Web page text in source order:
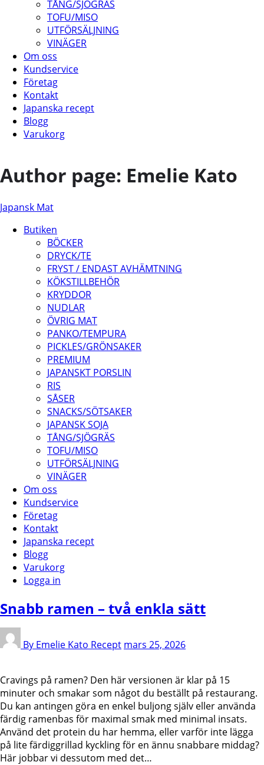
TÅNG/SJÖGRÄS
TOFU/MISO
UTFÖRSÄLJNING
VINÄGER
Om oss
Kundservice
Företag
Kontakt
Japanska recept
Blogg
Varukorg
Author page: Emelie Kato
Japansk Mat
Butiken
BÖCKER
DRYCK/TE
FRYST / ENDAST AVHÄMTNING
KÖKSTILLBEHÖR
KRYDDOR
NUDLAR
ÖVRIG MAT
PANKO/TEMPURA
PICKLES/GRÖNSAKER
PREMIUM
JAPANSKT PORSLIN
RIS
SÅSER
SNACKS/SÖTSAKER
JAPANSK SOJA
TÅNG/SJÖGRÄS
TOFU/MISO
UTFÖRSÄLJNING
VINÄGER
Om oss
Kundservice
Företag
Kontakt
Japanska recept
Blogg
Varukorg
Logga in
Snabb ramen – två enkla sätt
By Emelie Kato Recept mars 25, 2026
Cravings på ramen? Den här versionen är klar på 15
minuter och smakar som något du beställt på restaurang.
Du kan antingen göra en enkel buljong själv eller använda
färdig ramenbas för maximal smak med minimal insats.
Använd det protein du har hemma, eller varför inte lägga
på lite färdiggrillad kyckling för en ännu snabbare middag?
Här jobbar vi dessutom med det…